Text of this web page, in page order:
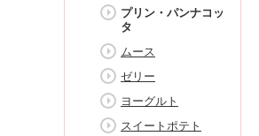
プリン・パンナコッ
タ
ムース
ゼリー
ヨーグルト
スイートポテト